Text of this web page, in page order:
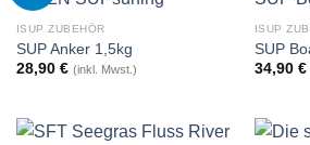
ISUP ZUBEHÖR
SUP Anker 1,5kg
28,90 € (inkl. Mwst.)
ISUP
SUP
34,90 €